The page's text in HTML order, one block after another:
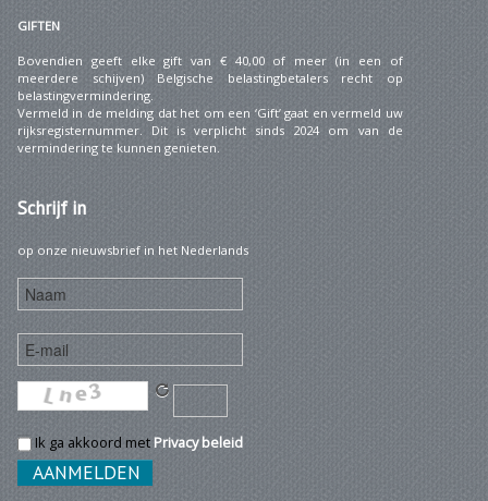
GIFTEN
Bovendien geeft elke gift van € 40,00 of meer (in een of
meerdere schijven) Belgische belastingbetalers recht op
belastingvermindering.
Vermeld in de melding dat het om een ‘Gift’ gaat en vermeld uw
rijksregisternummer. Dit is verplicht sinds 2024 om van de
vermindering te kunnen genieten.
Schrijfin
op onze nieuwsbrief in het Nederlands
Ik ga akkoord metPrivacy beleid